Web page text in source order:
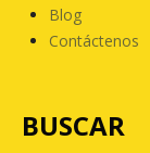
Blog
Contáctenos
BUSCAR